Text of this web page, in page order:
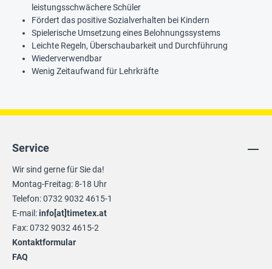
leistungsschwächere Schüler
Fördert das positive Sozialverhalten bei Kindern
Spielerische Umsetzung eines Belohnungssystems
Leichte Regeln, Überschaubarkeit und Durchführung
Wiederverwendbar
Wenig Zeitaufwand für Lehrkräfte
Service
Wir sind gerne für Sie da!
Montag-Freitag: 8-18 Uhr
Telefon: 0732 9032 4615-1
E-mail:info[at]timetex.at
Fax: 0732 9032 4615-2
Kontaktformular
FAQ